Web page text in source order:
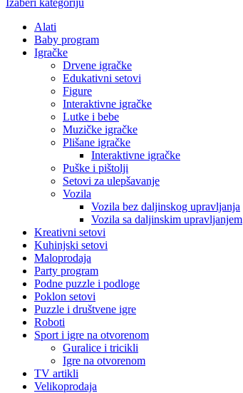
Izaberi kategoriju
Alati
Baby program
Igračke
Drvene igračke
Edukativni setovi
Figure
Interaktivne igračke
Lutke i bebe
Muzičke igračke
Plišane igračke
Interaktivne igračke
Puške i pištolji
Setovi za ulepšavanje
Vozila
Vozila bez daljinskog upravljanja
Vozila sa daljinskim upravljanjem
Kreativni setovi
Kuhinjski setovi
Maloprodaja
Party program
Podne puzzle i podloge
Poklon setovi
Puzzle i društvene igre
Roboti
Sport i igre na otvorenom
Guralice i tricikli
Igre na otvorenom
TV artikli
Velikoprodaja